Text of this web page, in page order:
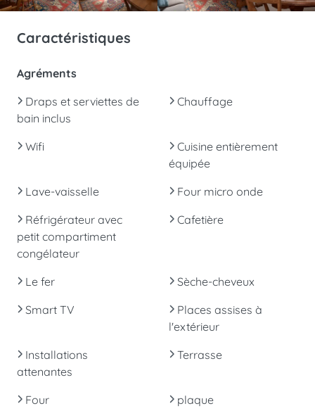
Caractéristiques
Agréments
Draps et serviettes de
bain inclus
Chauffage
Wifi
Cuisine entièrement
équipée
Lave-vaisselle
Four micro onde
Réfrigérateur avec
petit compartiment
congélateur
Cafetière
Le fer
Sèche-cheveux
Smart TV
Places assises à
l'extérieur
Installations
attenantes
Terrasse
Four plaque